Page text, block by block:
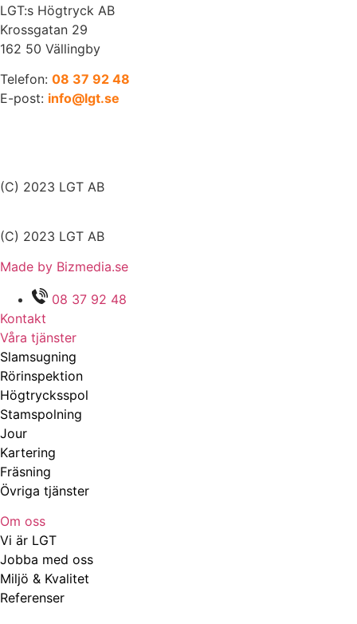
LGT:s Högtryck AB
Krossgatan 29
162 50 Vällingby
Telefon: 08 37 92 48
E-post: info@lgt.se
(C) 2023 LGT AB
(C) 2023 LGT AB
Made by Bizmedia.se
08 37 92 48
Kontakt
Våra tjänster
Slamsugning
Rörinspektion
Högtrycksspol
Stamspolning
Jour
Kartering
Fräsning
Övriga tjänster
Om oss
Vi är LGT
Jobba med oss
Miljö & Kvalitet
Referenser